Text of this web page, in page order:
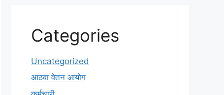
Categories
Uncategorized
आठवा वेतन आयोग